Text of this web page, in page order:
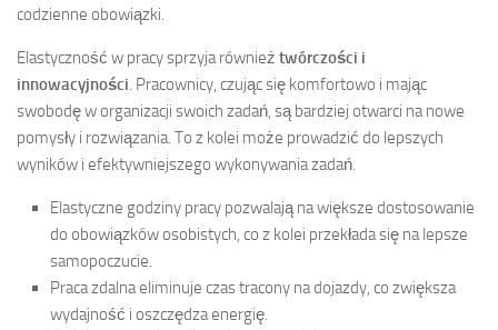
codzienne obowiązki.
Elastyczność w pracy sprzyja również twórczości i
innowacyjności. Pracownicy, czując się komfortowo i mając
swobodę w organizacji swoich zadań, są bardziej otwarci na nowe
pomysły i rozwiązania. To z kolei może prowadzić do lepszych
wyników i efektywniejszego wykonywania zadań.
Elastyczne godziny pracy pozwalają na większe dostosowanie
do obowiązków osobistych, co z kolei przekłada się na lepsze
samopoczucie.
Praca zdalna eliminuje czas tracony na dojazdy, co zwiększa
wydajność i oszczędza energię.